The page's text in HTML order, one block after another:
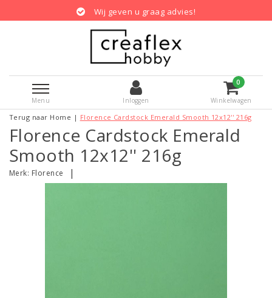
Wij geven u graag advies!
Menu Inloggen
0
Winkelwagen
Terug naar Home | Florence Cardstock Emerald Smooth 12x12'' 216g
Florence Cardstock Emerald
Smooth 12x12'' 216g
Merk: Florence |